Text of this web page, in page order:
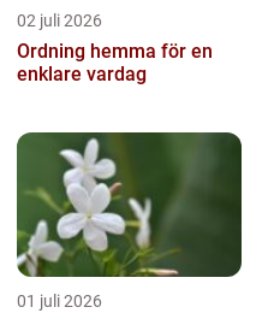
02 juli 2026
Ordning hemma för en
enklare vardag
01 juli 2026